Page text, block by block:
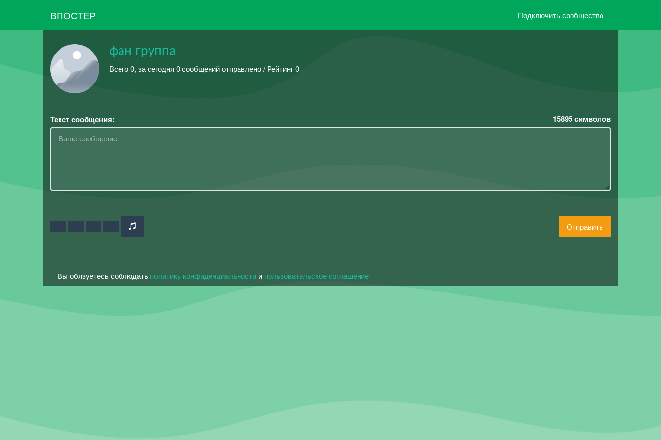
ВПОСТЕР Подключить сообщество
фан группа
Всего 0, за сегодня 0 сообщений отправлено / Рейтинг 0
Текст сообщения: 15895символов
Отправить
Вы обязуетесь соблюдать политику конфиденциальности и пользовательское соглашение